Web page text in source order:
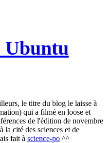
Ubuntu
le titre du blog le laisse à
qui a filmé en loose et
de l'édition de novembre
la cité des sciences et de
fait à science-po ^^